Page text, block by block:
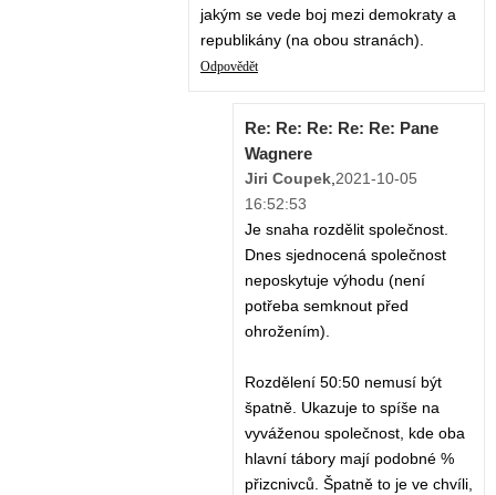
jakým se vede boj mezi demokraty a
republikány (na obou stranách).
Odpovědět
Re: Re: Re: Re: Re: Pane
Wagnere
Jiri Coupek,2021-10-05
16:52:53
Je snaha rozdělit společnost.
Dnes sjednocená společnost
neposkytuje výhodu (není
potřeba semknout před
ohrožením).
Rozdělení 50:50 nemusí být
špatně. Ukazuje to spíše na
vyváženou společnost, kde oba
hlavní tábory mají podobné %
přizcnivců. Špatně to je ve chvíli,